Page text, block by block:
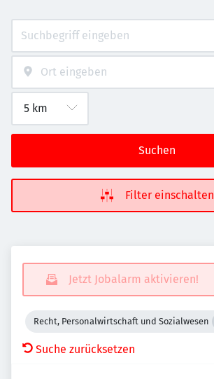
Suchen
Filter einschalten
Jetzt Jobalarm aktivieren!
Recht, Personalwirtschaft und Sozialwesen
Suche zurücksetzen